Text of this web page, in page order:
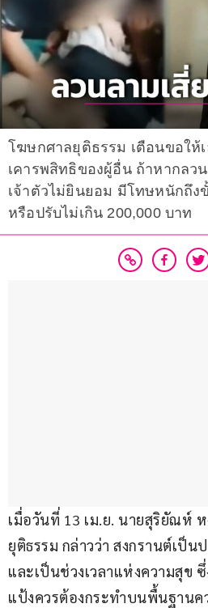
โฆษกศาลยุติธรรม เตือนขอให้
เคารพสิทธิของผู้อื่น ถ้าหากลว
เจ้าตัวไม่ยินยอม มีโทษหนักถึง
หรือปรับไม่เกิน 200,000 บาท
เมื่อวันที่ 13 เม.ย. นายสุริยัณห์
ยุติธรรม กล่าวว่า สงกรานต์เป็
และเป็นช่วงเวลาแห่งความสุข
แป้งควรต้องกระทำบนพื้นฐานค